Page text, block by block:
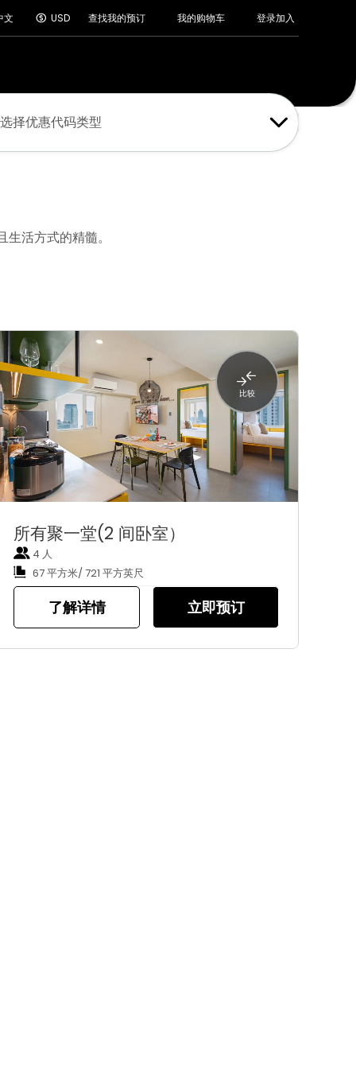
文 USD 查找我的预订 我的购物车 登录加入
选择优惠代码类型
活方式的精髓。
比较
所有聚一堂(2 间卧室）
4 人
67 平方米/ 721 平方英尺
了解详情 立即预订